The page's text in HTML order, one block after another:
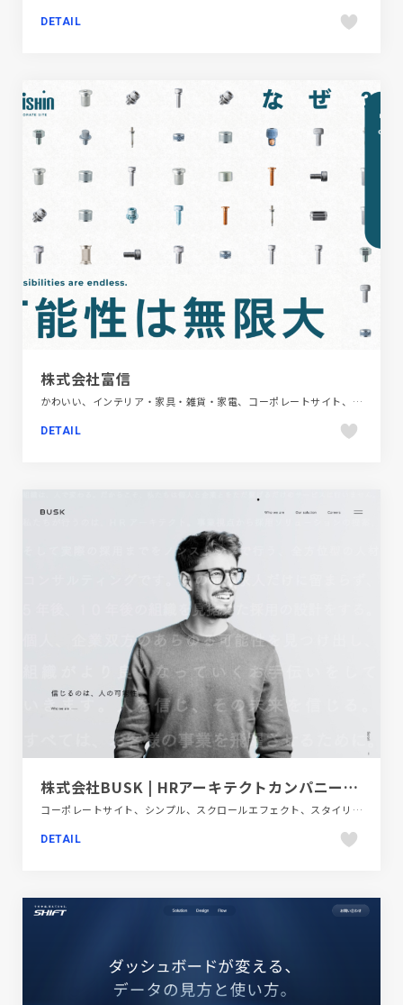
DETAIL
株式会社富信
かわいい、インテリア・家具・雑貨・家電、コーポレートサイト、ホワイト系、ポップ、大きめ写真
DETAIL
株式会社BUSK | HRアーキテクトカンパニー | 人材採用やメディア運営コンサルティングを行なっています
コーポレートサイト、シンプル、スクロールエフェクト、スタイリッシュ、タイポグラフィー、フラットデザイン、ブランド・サービスサイト、ホワイト系、単色・モノクロ、大きめ写真、金融・法律・人材・専門職
DETAIL